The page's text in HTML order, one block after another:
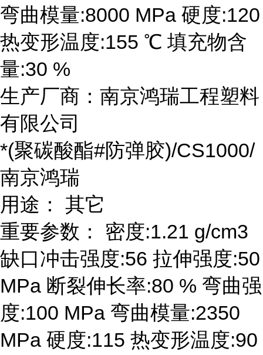
弯曲模量:8000 MPa 硬度:120
热变形温度:155 ℃ 填充物含
量:30 %
生产厂商：南京鸿瑞工程塑料
有限公司
*(聚碳酸酯#防弹胶)/CS1000/
南京鸿瑞
用途： 其它
重要参数： 密度:1.21 g/cm3
缺口冲击强度:56 拉伸强度:50
MPa 断裂伸长率:80 % 弯曲强
度:100 MPa 弯曲模量:2350
MPa 硬度:115 热变形温度:90